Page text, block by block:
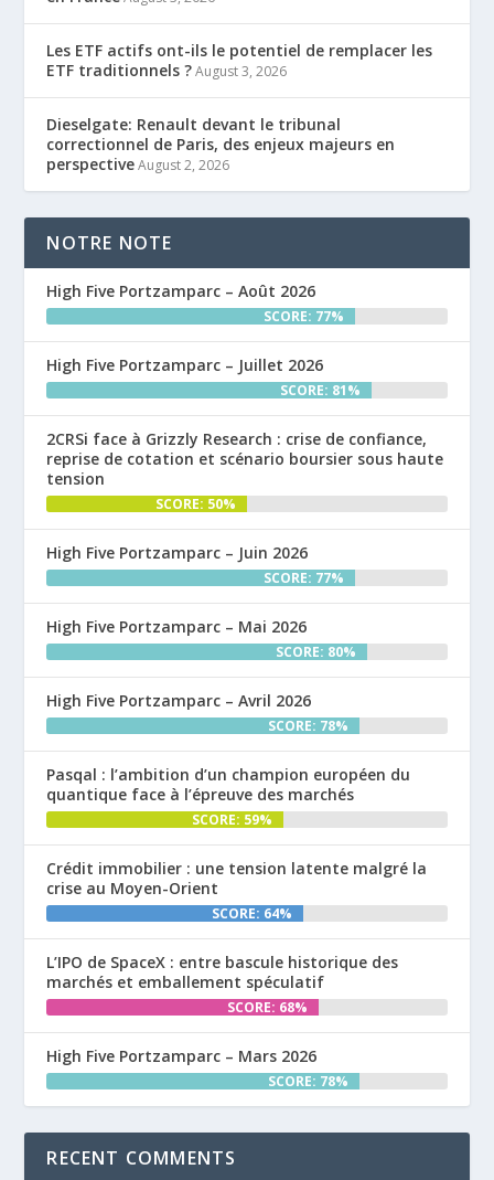
Les ETF actifs ont-ils le potentiel de remplacer les
ETF traditionnels ? August 3, 2026
Dieselgate: Renault devant le tribunal
correctionnel de Paris, des enjeux majeurs en
perspective August 2, 2026
NOTRE NOTE
High Five Portzamparc – Août 2026
SCORE: 77%
High Five Portzamparc – Juillet 2026
SCORE: 81%
2CRSi face à Grizzly Research : crise de confiance,
reprise de cotation et scénario boursier sous haute
tension
SCORE: 50%
High Five Portzamparc – Juin 2026
SCORE: 77%
High Five Portzamparc – Mai 2026
SCORE: 80%
High Five Portzamparc – Avril 2026
SCORE: 78%
Pasqal : l’ambition d’un champion européen du
quantique face à l’épreuve des marchés
SCORE: 59%
Crédit immobilier : une tension latente malgré la
crise au Moyen-Orient
SCORE: 64%
L’IPO de SpaceX : entre bascule historique des
marchés et emballement spéculatif
SCORE: 68%
High Five Portzamparc – Mars 2026
SCORE: 78%
RECENT COMMENTS